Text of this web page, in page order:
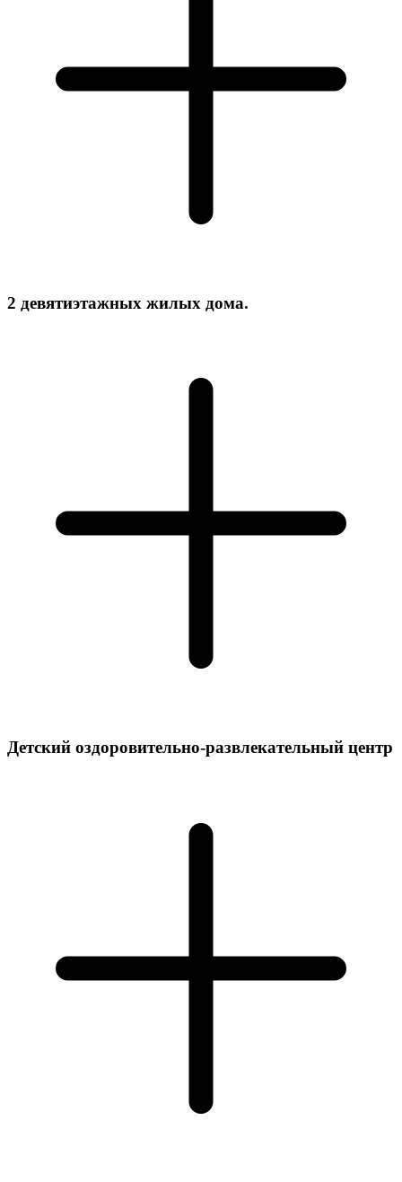
2 девятиэтажных жилых дома.
Детский оздоровительно-развлекательный центр